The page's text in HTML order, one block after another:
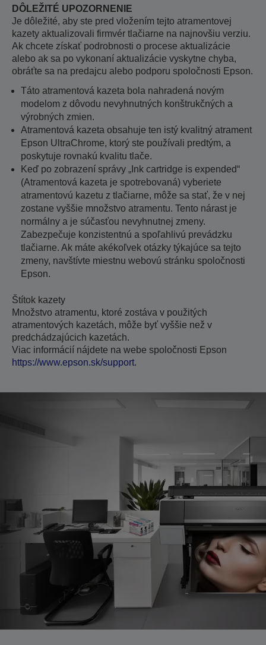
DÔLEŽITÉ UPOZORNENIE
Je dôležité, aby ste pred vložením tejto atramentovej
kazety aktualizovali firmvér tlačiarne na najnovšiu verziu.
Ak chcete získať podrobnosti o procese aktualizácie
alebo ak sa po vykonaní aktualizácie vyskytne chyba,
obráťte sa na predajcu alebo podporu spoločnosti Epson.
Táto atramentová kazeta bola nahradená novým
modelom z dôvodu nevyhnutných konštrukčných a
výrobných zmien.
Atramentová kazeta obsahuje ten istý kvalitný atrament
Epson UltraChrome, ktorý ste používali predtým, a
poskytuje rovnakú kvalitu tlače.
Keď po zobrazení správy „Ink cartridge is expended“
(Atramentová kazeta je spotrebovaná) vyberiete
atramentovú kazetu z tlačiarne, môže sa stať, že v nej
zostane vyššie množstvo atramentu. Tento nárast je
normálny a je súčasťou nevyhnutnej zmeny.
Zabezpečuje konzistentnú a spoľahlivú prevádzku
tlačiarne. Ak máte akékoľvek otázky týkajúce sa tejto
zmeny, navštívte miestnu webovú stránku spoločnosti
Epson.
Štítok kazety
Množstvo atramentu, ktoré zostáva v použitých
atramentových kazetách, môže byť vyššie než v
predchádzajúcich kazetách.
Viac informácií nájdete na webe spoločnosti Epson
https://www.epson.sk/support.